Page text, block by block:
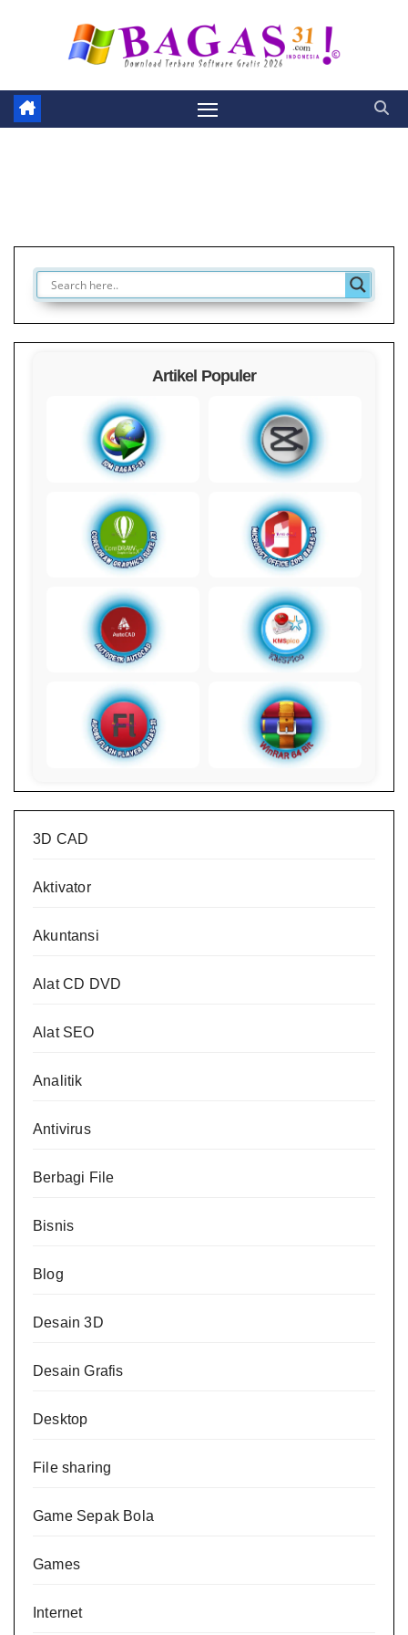
Artikel Populer
3D CAD
Aktivator
Akuntansi
Alat CD DVD
Alat SEO
Analitik
Antivirus
Berbagi File
Bisnis
Blog
Desain 3D
Desain Grafis
Desktop
File sharing
Game Sepak Bola
Games
Internet